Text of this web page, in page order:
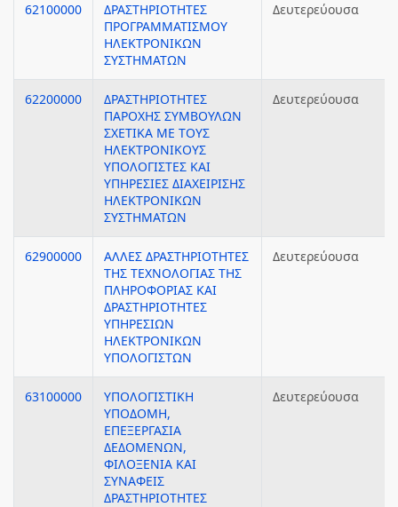
62100000
ΔΡΑΣΤΗΡΙΟΤΗΤΕΣ
ΠΡΟΓΡΑΜΜΑΤΙΣΜΟΥ
ΗΛΕΚΤΡΟΝΙΚΩΝ
ΣΥΣΤΗΜΑΤΩΝ
Δευτερεύουσα
62200000
ΔΡΑΣΤΗΡΙΟΤΗΤΕΣ
ΠΑΡΟΧΗΣ ΣΥΜΒΟΥΛΩΝ
ΣΧΕΤΙΚΑ ΜΕ ΤΟΥΣ
ΗΛΕΚΤΡΟΝΙΚΟΥΣ
ΥΠΟΛΟΓΙΣΤΕΣ ΚΑΙ
ΥΠΗΡΕΣΙΕΣ ΔΙΑΧΕΙΡΙΣΗΣ
ΗΛΕΚΤΡΟΝΙΚΩΝ
ΣΥΣΤΗΜΑΤΩΝ
Δευτερεύουσα
62900000
ΑΛΛΕΣ ΔΡΑΣΤΗΡΙΟΤΗΤΕΣ
ΤΗΣ ΤΕΧΝΟΛΟΓΙΑΣ ΤΗΣ
ΠΛΗΡΟΦΟΡΙΑΣ ΚΑΙ
ΔΡΑΣΤΗΡΙΟΤΗΤΕΣ
ΥΠΗΡΕΣΙΩΝ
ΗΛΕΚΤΡΟΝΙΚΩΝ
ΥΠΟΛΟΓΙΣΤΩΝ
Δευτερεύουσα
63100000
ΥΠΟΛΟΓΙΣΤΙΚΗ
ΥΠΟΔΟΜΗ,
ΕΠΕΞΕΡΓΑΣΙΑ
ΔΕΔΟΜΕΝΩΝ,
ΦΙΛΟΞΕΝΙΑ ΚΑΙ
ΣΥΝΑΦΕΙΣ
ΔΡΑΣΤΗΡΙΟΤΗΤΕΣ
Δευτερεύουσα